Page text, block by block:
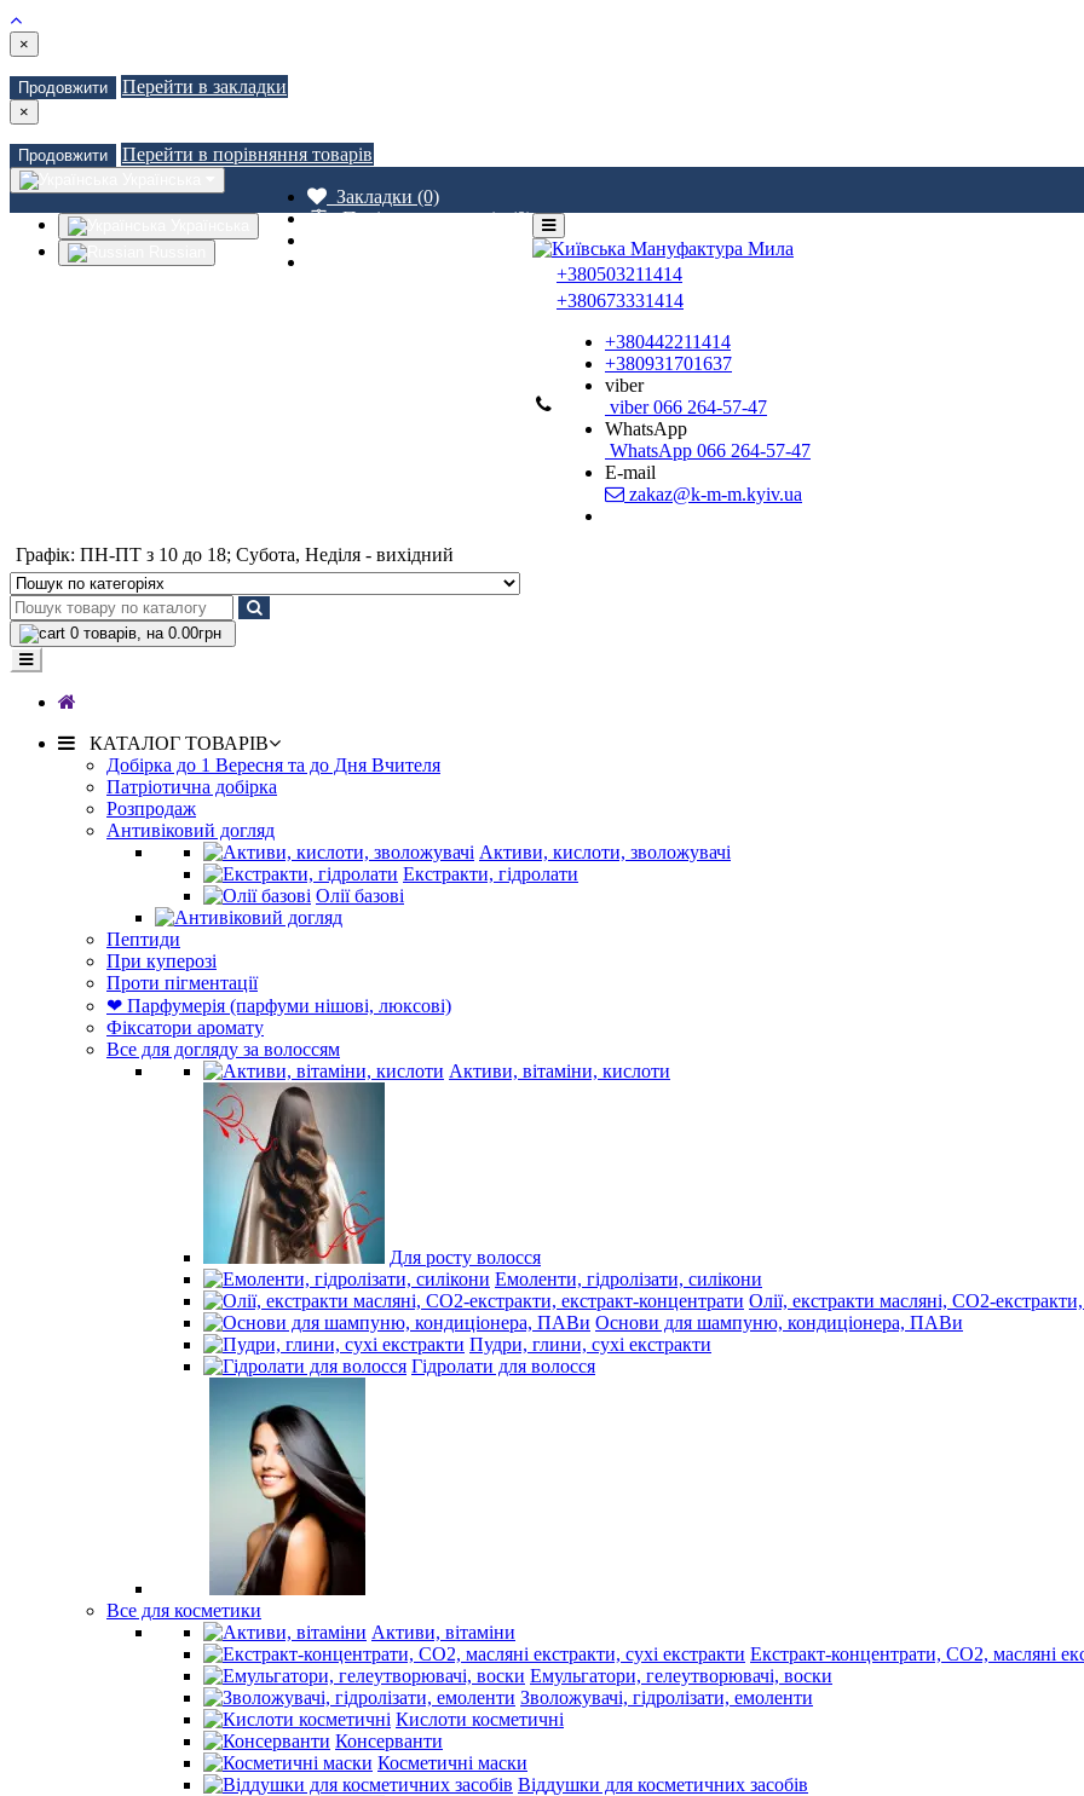
×
Продовжити Перейти в закладки
×
Продовжити Перейти в порівняння товарів
Закладки (0)
Порівняння товарів (0)
+380503211414
+380673331414
+380442211414
+380931701637
viber
viber 066 264-57-47
WhatsApp
WhatsApp 066 264-57-47
E-mail
zakaz@k-m-m.kyiv.ua
Графік: ПН-ПТ з 10 до 18; Субота, Неділя - вихідний
0 товарів, на 0.00грн
КАТАЛОГ ТОВАРІВ
Добірка до 1 Вересня та до Дня Вчителя
Патріотична добірка
Розпродаж
Антивіковий догляд
Активи, кислоти, зволожувачі
Екстракти, гідролати
Олії базові
Пептиди
При куперозі
Проти пігментації
❤ Парфумерія (парфуми нішові, люксові)
Фіксатори аромату
Все для догляду за волоссям
Активи, вітаміни, кислоти
Для росту волосся
Емоленти, гідролізати, силікони
Олії, екстракти масляні, СО2-
Основи для шампуню, кондиціонера, ПАВи
Пудри, глини, сухі екстракти
Гідролати для волосся
Все для косметики
Активи, вітаміни
Екстракт-концентрати, СО2, масляні
Емульгатори, гелеутворювачі, воски
Зволожувачі, гідролізати, емоленти
Кислоти косметичні
Консерванти
Косметичні маски
Віддушки для косметичних засобів